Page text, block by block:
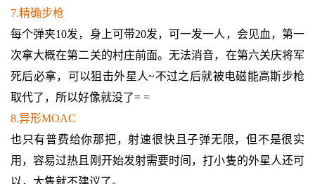
7.精确步枪
每个弹夹10发，身上可带20发，可一发一人，会见血，第一
次拿大概在第二关的村庄前面。无法消音，在第六关庆将军
死后必拿，可以狙击外星人~不过之后就被电磁能高斯步枪
取代了，所以好像就没了= =
8.异形MOAC
也只有普费给你那把，射速很快且子弹无限，但不是很实
用，容易过热且刚开始发射需要时间，打小隻的外星人还可